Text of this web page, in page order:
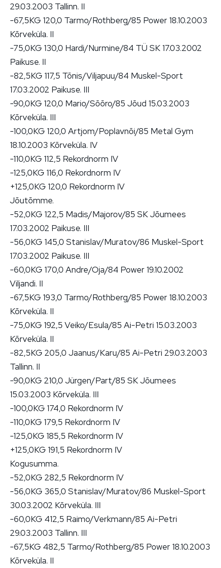
29.03.2003 Tallinn. II
-67,5KG 120,0 Tarmo/Rothberg/85 Power 18.10.2003
Kõrveküla. II
-75,0KG 130,0 Hardi/Nurmine/84 TÜ SK 17.03.2002
Paikuse. II
-82,5KG 117,5 Tõnis/Viljapuu/84 Muskel-Sport
17.03.2002 Paikuse. III
-90,0KG 120,0 Mario/Sõõro/85 Jõud 15.03.2003
Kõrveküla. III
-100,0KG 120,0 Artjom/Poplavnõi/85 Metal Gym
18.10.2003 Kõrveküla. IV
-110,0KG 112,5 Rekordnorm IV
-125,0KG 116,0 Rekordnorm IV
+125,0KG 120,0 Rekordnorm IV
Jõutõmme.
-52,0KG 122,5 Madis/Majorov/85 SK Jõumees
17.03.2002 Paikuse. III
-56,0KG 145,0 Stanislav/Muratov/86 Muskel-Sport
17.03.2002 Paikuse. III
-60,0KG 170,0 Andre/Oja/84 Power 19.10.2002
Viljandi. II
-67,5KG 193,0 Tarmo/Rothberg/85 Power 18.10.2003
Kõrveküla. II
-75,0KG 192,5 Veiko/Esula/85 Ai-Petri 15.03.2003
Kõrveküla. II
-82,5KG 205,0 Jaanus/Karu/85 Ai-Petri 29.03.2003
Tallinn. II
-90,0KG 210,0 Jürgen/Part/85 SK Jõumees
15.03.2003 Kõrveküla. III
-100,0KG 174,0 Rekordnorm IV
-110,0KG 179,5 Rekordnorm IV
-125,0KG 185,5 Rekordnorm IV
+125,0KG 191,5 Rekordnorm IV
Kogusumma.
-52,0KG 282,5 Rekordnorm IV
-56,0KG 365,0 Stanislav/Muratov/86 Muskel-Sport
30.03.2002 Kõrveküla. III
-60,0KG 412,5 Raimo/Verkmann/85 Ai-Petri
29.03.2003 Tallinn. III
-67,5KG 482,5 Tarmo/Rothberg/85 Power 18.10.2003
Kõrveküla. II